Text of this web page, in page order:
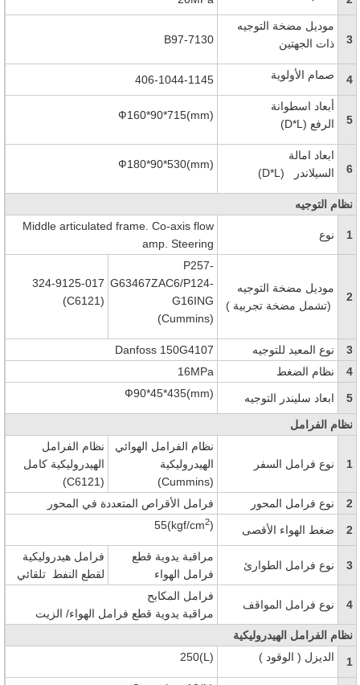
3
موديل مضخة التوجيه
ذات الجهتين
7130-B97
4 صمام الأولوية 406-1044-1145
5
أبعاد اسطوانة
الرفع (D*L)
Ф160*90*715(mm)
6
ابعاد امالة
السيلاندر
(D*L)
Ф180*90*530(mm)
نظام التوجيه
1 نوع
Middle articulated frame. Co-axis flow
amp. Steering
2
موديل مضخة التوجيه
(تشمل مضخة تجربية )
P257-
G63467ZAC6/P124-
G16ING
(Cummins)
324-9125-017
(C6121)
3 نوع المعيد للتوجيه
Danfoss 150G4107
4
نظام الضغط 16MPa
5 ابعاد سليندر التوجيه Ф90*45*435(mm)
نظام الفرامل
1 نوع فرامل السفر
نظام الفرامل الهوائي
الهيدروليكية
(Cummins)
نظام الفرامل
الهيدروليكية كامل
(C6121)
2
نوع فرامل المحور فرامل الأقراص المتعددة في المحور
2 ضغط الهواء الأقصى 55(kgf/cm2)
3 نوع فرامل الطوارئ
مراقبة يدوية قطع
فرامل الهواء
فرامل هيدروليكية
لقطع النفط تلقائي
4 نوع فرامل المواقف
فرامل المكابح
مراقبة يدوية قطع فرامل الهواء/ الزيت
نظام الفرامل الهيدروليكية
1 الديزل ( الوقود ) 250(L)